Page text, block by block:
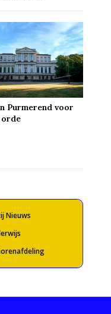
Purmerend voor
orde
Nieuws